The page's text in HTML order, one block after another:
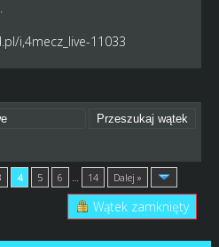
i,4mecz_live-11033
4 5 6 14 Dalej »
Wątek zamknięty